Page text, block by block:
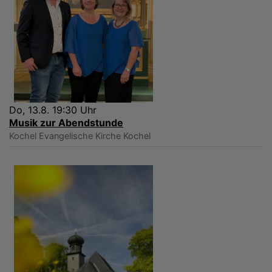
Do, 13.8. 19:30 Uhr
Musik zur Abendstunde
Kochel Evangelische Kirche Kochel